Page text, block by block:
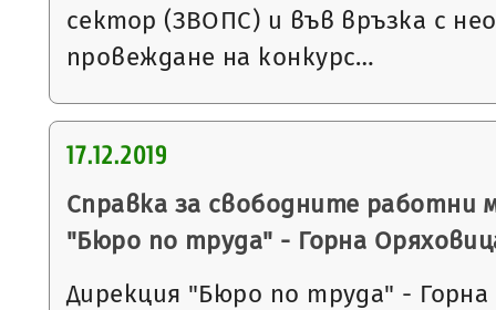
сектор (ЗВОПС) и във връзка с
провеждане на конкурс…
17.12.2019
Справка за свободните работни
"Бюро по труда" - Горна
Дирекция "Бюро по труда" -